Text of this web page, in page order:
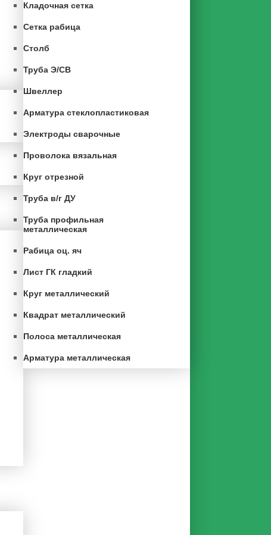
Кладочная сетка
Сетка рабица
Столб
Труба Э/СВ
Швеллер
Арматура стеклопластиковая
Электроды сварочные
Проволока вязальная
Круг отрезной
Труба в/г ДУ
Труба профильная
металлическая
Рабица оц. яч
Лист ГК гладкий
Круг металлический
Квадрат металлический
Полоса металлическая
Арматура металлическая